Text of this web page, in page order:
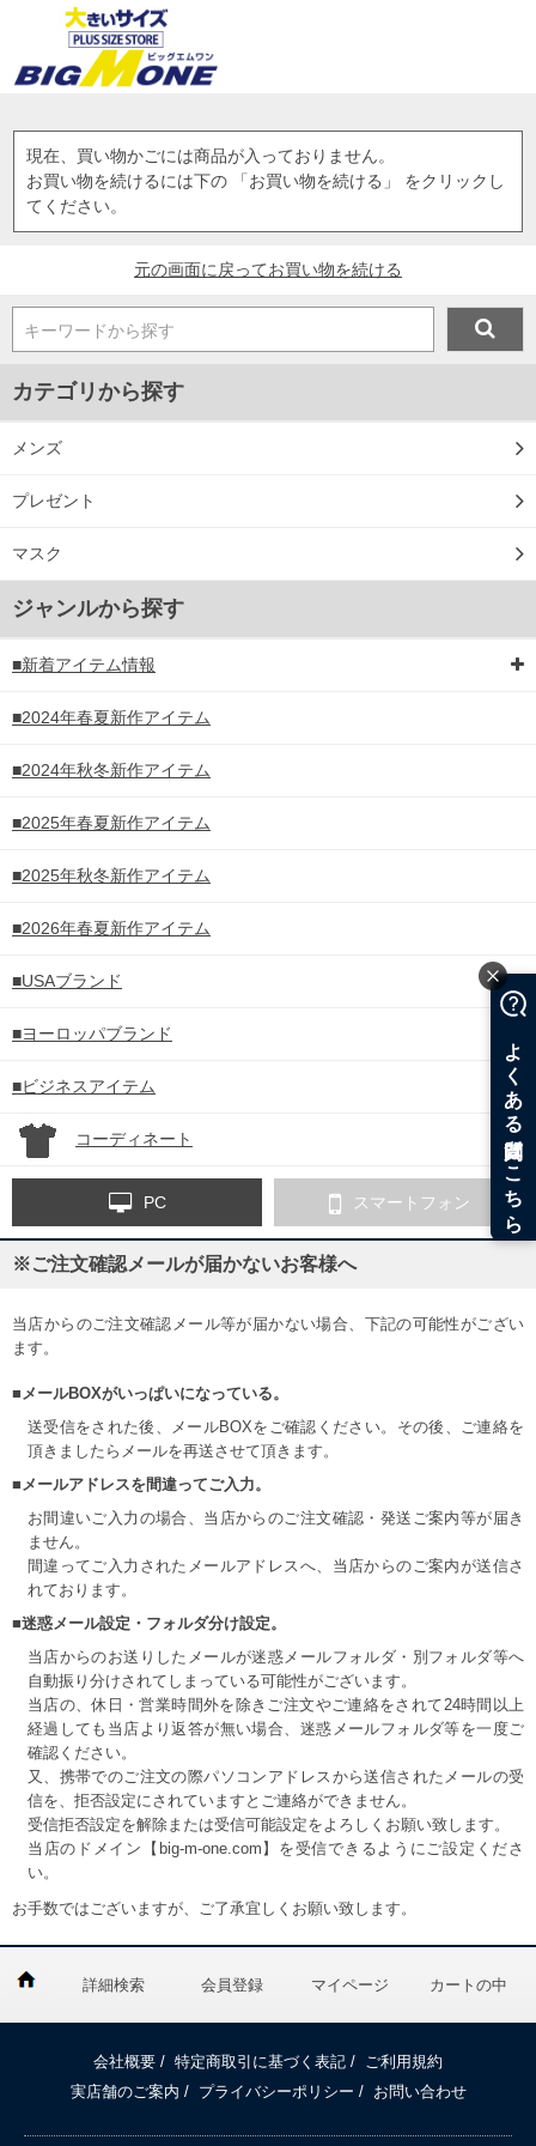
現在、買い物かごには商品が入っておりません。
お買い物を続けるには下の 「お買い物を続ける」 をクリックし
てください。
元の画面に戻ってお買い物を続ける
キーワードから探す
カテゴリから探す
メンズ
プレゼント
マスク
ジャンルから探す
■新着アイテム情報
■2024年春夏新作アイテム
■2024年秋冬新作アイテム
■2025年春夏新作アイテム
■2025年秋冬新作アイテム
■2026年春夏新作アイテム
■USAブランド
■ヨーロッパブランド
■ビジネスアイテム
コーディネート
PC スマートフォン
※ご注文確認メールが届かないお客様へ
当店からのご注文確認メール等が届かない場合、下記の可能性がござい
ます。
■メールBOXがいっぱいになっている。
送受信をされた後、メールBOXをご確認ください。その後、ご連絡を
頂きましたらメールを再送させて頂きます。
■メールアドレスを間違ってご入力。
お間違いご入力の場合、当店からのご注文確認・発送ご案内等が届き
ません。
間違ってご入力されたメールアドレスへ、当店からのご案内が送信さ
れております。
■迷惑メール設定・フォルダ分け設定。
当店からのお送りしたメールが迷惑メールフォルダ・別フォルダ等へ
自動振り分けされてしまっている可能性がございます。
当店の、休日・営業時間外を除きご注文やご連絡をされて24時間以上
経過しても当店より返答が無い場合、迷惑メールフォルダ等を一度ご
確認ください。
又、携帯でのご注文の際パソコンアドレスから送信されたメールの受
信を、拒否設定にされていますとご連絡ができません。
受信拒否設定を解除または受信可能設定をよろしくお願い致します。
当店のドメイン【big-m-one.com】を受信できるようにご設定くださ
い。
お手数ではございますが、ご了承宜しくお願い致します。
詳細検索 会員登録 マイページ カートの中
会社概要 / 特定商取引に基づく表記 /
ご利用規約
実店舗のご案内 / プライバシーポリシー / お問い合わせ